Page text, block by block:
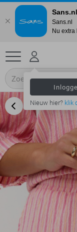
Nieuw hier? klik
Sans.nl
Nu extra